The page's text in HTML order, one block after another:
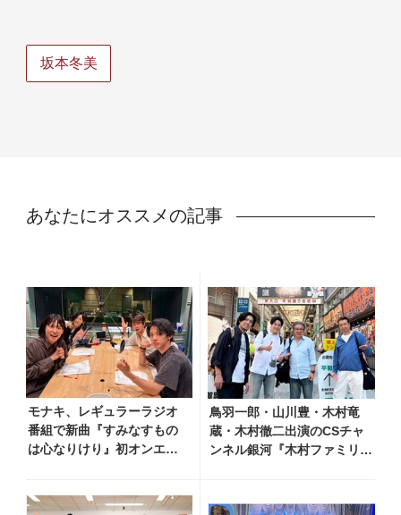
坂本冬美
あなたにオススメの記事
モナキ、レギュラーラジオ
番組で新曲『すみなすもの
は心なりけり』初オンエ
い面白さのある一曲」
鳥羽一郎・山川豊・木村竜
蔵・木村徹二出演のCSチャ
ンネル銀河『木村ファミリー
放送回の収録の模様を密着レ